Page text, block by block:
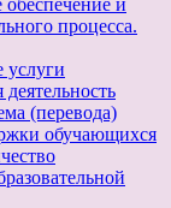
обеспечение и
процесса.
услуги
(перевода)
обучающихся